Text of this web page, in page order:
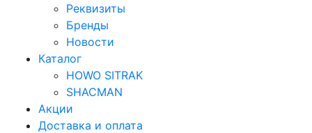
Реквизиты
Бренды
Новости
Каталог
HOWO SITRAK
SHACMAN
Акции
Доставка и оплата